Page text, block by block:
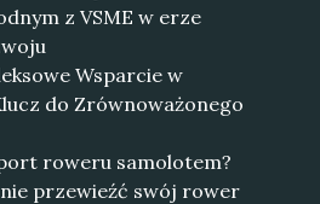
z VSME w erze
Wsparcie w
do Zrównoważonego
roweru samolotem?
przewieźć swój rower